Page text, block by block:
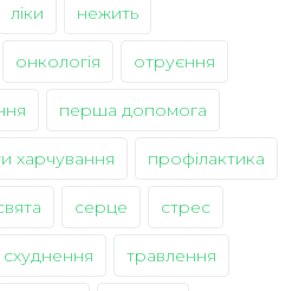
ліки нежить
онкологія отруєння
перша допомога
харчування профілактика
серце стрес
схуднення травлення